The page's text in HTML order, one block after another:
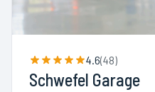
4.6(48)
Schwefel Garage